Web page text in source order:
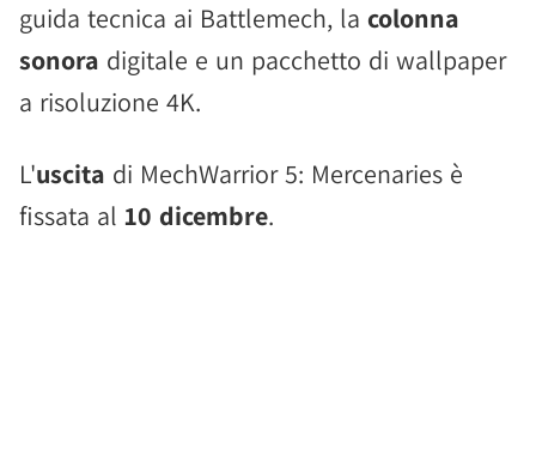
guida tecnica ai Battlemech, la colonna
sonora digitale e un pacchetto di wallpaper
a risoluzione 4K.
L'uscita di MechWarrior 5: Mercenaries è
fissata al 10 dicembre.